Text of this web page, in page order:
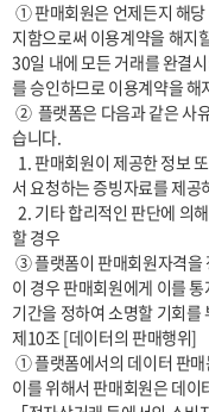
지함으로써 이용계약을 해지
30일 내에 모든 거래를 완결
를 승인하므로 이용계약을 해
습니다.
서 요청하는 증빙자료를 제공
  2. 기타 합리적인 판단에 의해서 서비스의 제공을 거부할 필요가 있다고 인정
할 경우
이 경우 판매회원에게 이를
기간을 정하여 소명할 기회를
제10조 [데이터의 판매행위]
이를 위해서 판매회원은 데